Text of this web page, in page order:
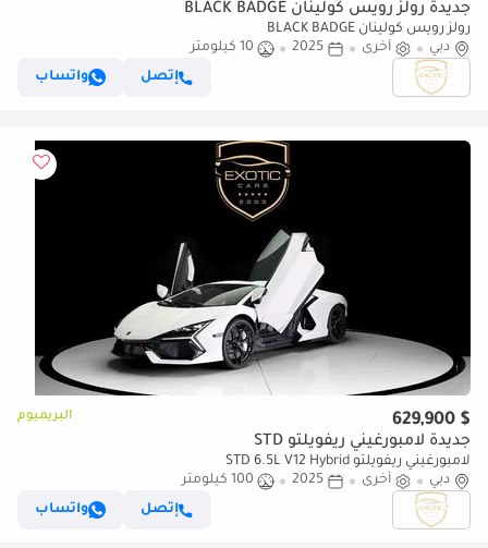
جديدة رولز رويس كولينان BLACK BADGE
رولز رويس كولينان BLACK BADGE
دبي
أخرى 2025
10 كيلومتر
إتصل
واتساب
$ 629,900 البريميوم
جديدة لامبورغيني ريفويلتو STD
لامبورغيني ريفويلتو STD 6.5L V12 Hybrid
دبي
أخرى 2025
100 كيلومتر
إتصل
واتساب